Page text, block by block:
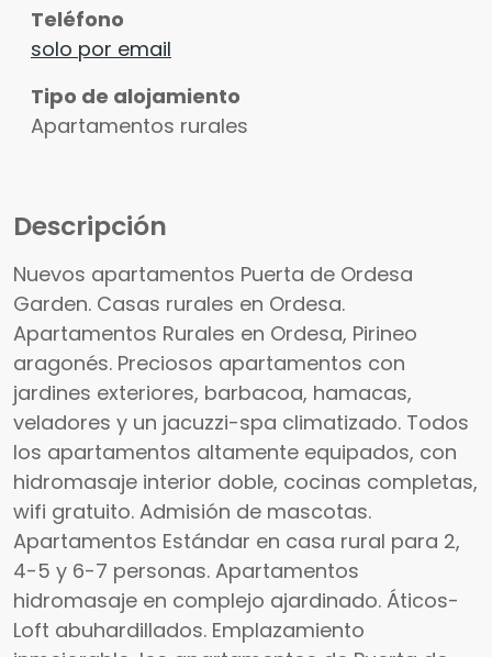
Teléfono
solo por email
Tipo de alojamiento
Apartamentos rurales
Descripción
Nuevos apartamentos Puerta de Ordesa
Garden. Casas rurales en Ordesa.
Apartamentos Rurales en Ordesa, Pirineo
aragonés. Preciosos apartamentos con
jardines exteriores, barbacoa, hamacas,
veladores y un jacuzzi-spa climatizado. Todos
los apartamentos altamente equipados, con
hidromasaje interior doble, cocinas completas,
wifi gratuito. Admisión de mascotas.
Apartamentos Estándar en casa rural para 2,
4-5 y 6-7 personas. Apartamentos
hidromasaje en complejo ajardinado. Áticos-
Loft abuhardillados. Emplazamiento